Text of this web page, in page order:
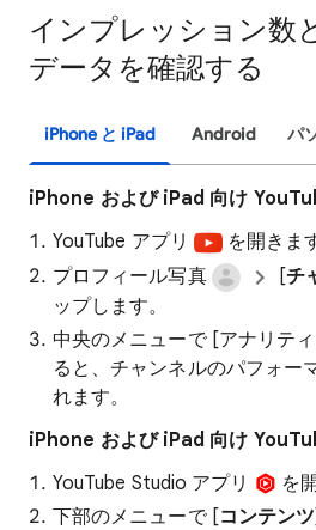
インプレッション数
データを確認する
iPhone と iPad Android パ
iPhone および iPad 向け
YouTube アプリ
を開きま
プロフィール写真
[チ
ップします。
中央のメニューで [アナリテ
ると、チャンネルのパフォー
れます。
iPhone および iPad 向け
YouTube Studio アプリ
を
下部のメニューで [コンテンツ